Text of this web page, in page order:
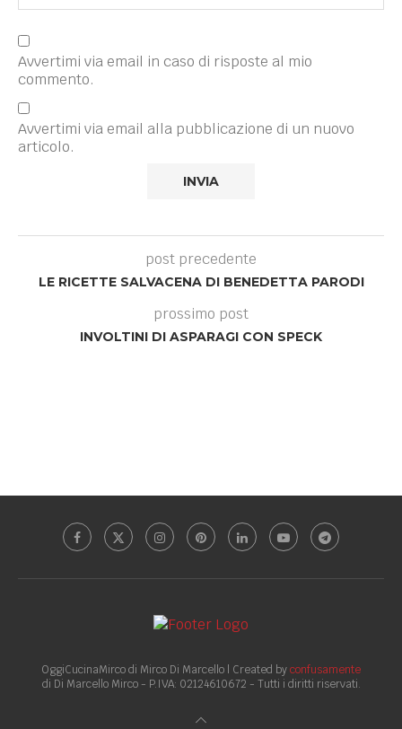
Avvertimi via email in caso di risposte al mio
commento.
Avvertimi via email alla pubblicazione di un nuovo
articolo.
post precedente
LE RICETTE SALVACENA DI BENEDETTA PARODI
prossimo post
INVOLTINI DI ASPARAGI CON SPECK
OggiCucinaMirco di Mirco Di Marcello | Created byconfusamente
di Di Marcello Mirco - P.IVA: 02124610672 - Tutti i diritti riservati.